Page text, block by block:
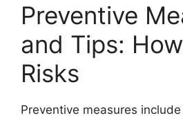
Preventive
and Tips:
Risks
Preventive measures